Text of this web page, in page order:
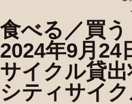
食べる／買う
2024年9月24
サイクル貸
シティサイ